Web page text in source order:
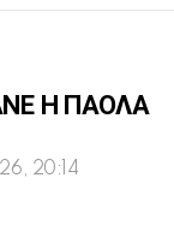
Η ΠΑΟΛΑ
20:14